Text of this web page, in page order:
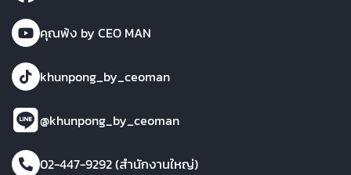
คุณพ้ง by CEO MAN
khunpong_by_ceoman
@khunpong_by_ceoman
02-447-9292 (สำนักงานใหญ่)